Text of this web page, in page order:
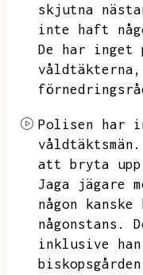
skjutna
inte haft
De har inget
våldtäkterna,
Polisen har
våldtäktsmän.
att bryta upp
Jaga jägare
någon
någonstans.
inklusive